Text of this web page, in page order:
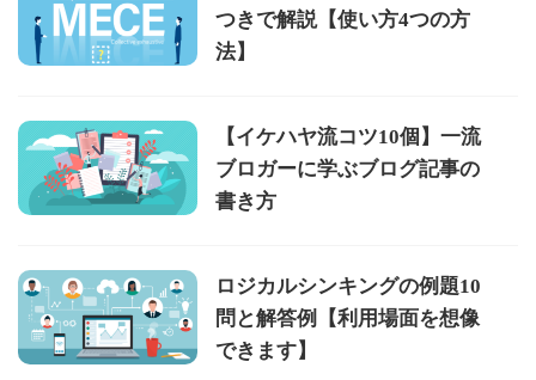
つきで解説【使い方4つの方
法】
【イケハヤ流コツ10個】一流
ブロガーに学ぶブログ記事の
書き方
ロジカルシンキングの例題10
問と解答例【利用場面を想像
できます】